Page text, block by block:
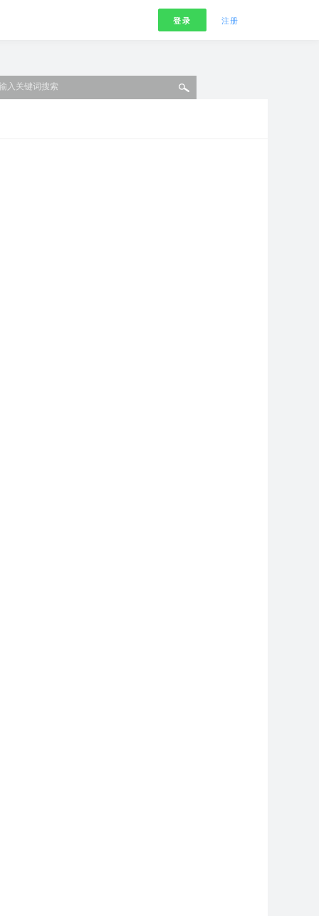
登录 注册